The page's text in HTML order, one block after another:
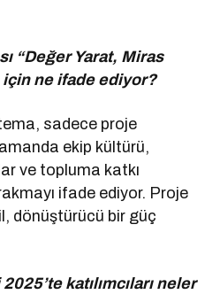
“Değer Yarat, Miras
için ne ifade ediyor?
sadece proje
ekip kültürü,
ve topluma katkı
ifade ediyor. Proje
dönüştürücü bir güç
katılımcıları neler